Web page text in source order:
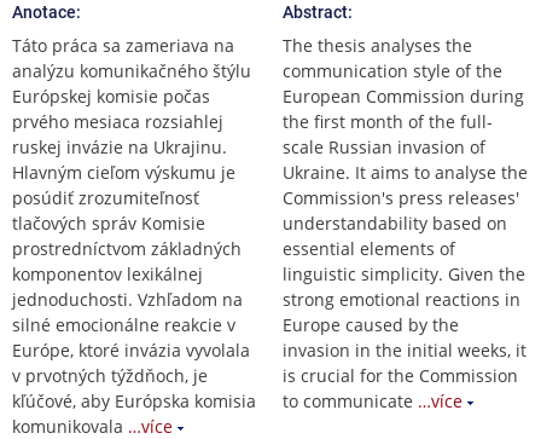
Anotace:
Táto práca sa zameriava na
analýzu komunikačného štýlu
Európskej komisie počas
prvého mesiaca rozsiahlej
ruskej invázie na Ukrajinu.
Hlavným cieľom výskumu je
posúdiť zrozumiteľnosť
tlačových správ Komisie
prostredníctvom základných
komponentov lexikálnej
jednoduchosti. Vzhľadom na
silné emocionálne reakcie v
Európe, ktoré invázia vyvolala
v prvotných týždňoch, je
kľúčové, aby Európska komisia
komunikovala …více
Abstract:
The thesis analyses the
communication style of the
European Commission during
the first month of the full-
scale Russian invasion of
Ukraine. It aims to analyse the
Commission's press releases'
understandability based on
essential elements of
linguistic simplicity. Given the
strong emotional reactions in
Europe caused by the
invasion in the initial weeks, it
is crucial for the Commission
to communicate …více